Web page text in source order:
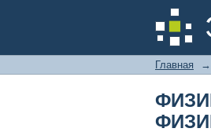
Главная →